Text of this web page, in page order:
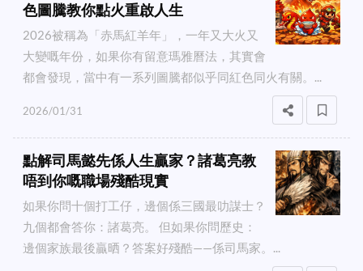
色圖騰教你點火重啟人生
2026被稱為「赤馬紅羊年」，一年又大火又
大變嘅年份，如果你有留意瑪雅曆法，其實會
都會發現，當中有一系列圖騰都似乎同紅色同火有關。...
2026/01/31
點解司馬懿先係人生贏家？諸葛亮教
唔到你嘅職場殘酷現實
如果你問十個打工仔，邊個係三國最叻謀士？
九個都會答你：諸葛亮。 但如果你問歷史：
邊個家族最後贏晒？答案好殘酷——係司馬家。...